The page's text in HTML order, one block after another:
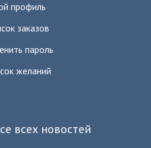
профиль
заказов
пароль
желаний
всех новостей